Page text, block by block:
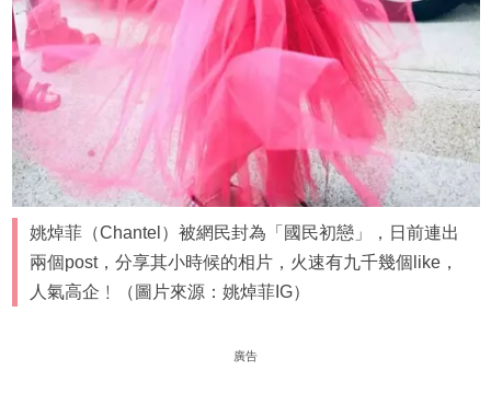
姚焯菲（Chantel）被網民封為「國民初戀」，日前連出
兩個post，分享其小時候的相片，火速有九千幾個like，
人氣高企﹗（圖片來源：姚焯菲IG）
廣告